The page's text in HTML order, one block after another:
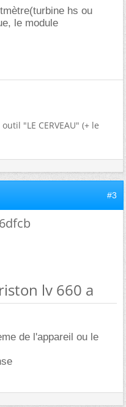
hs ou
le module
"LE CERVEAU" (+ le
#3
lv 660 a
de l'appareil ou le